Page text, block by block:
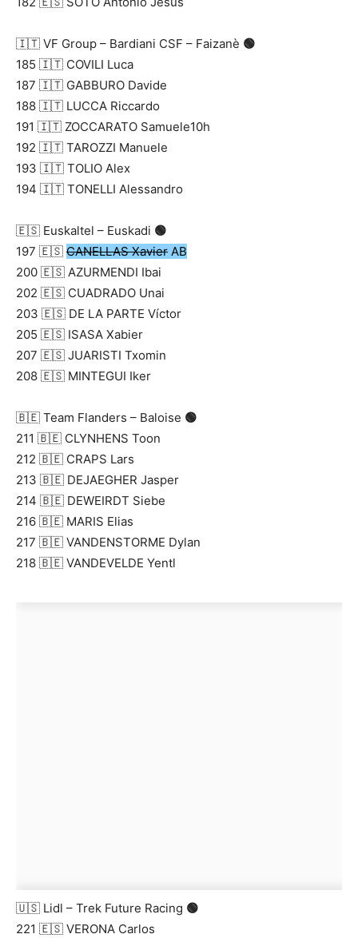
🇮🇹 VF Group – Bardiani CSF – Faizanè 🟢
185 🇮🇹 COVILI Luca
187 🇮🇹 GABBURO Davide
188 🇮🇹 LUCCA Riccardo
191 🇮🇹 ZOCCARATO Samuele10h
192 🇮🇹 TAROZZI Manuele
193 🇮🇹 TOLIO Alex
194 🇮🇹 TONELLI Alessandro
🇪🇸 Euskaltel – Euskadi 🟢
197 🇪🇸 CANELLAS Xavier AB
200 🇪🇸 AZURMENDI Ibai
202 🇪🇸 CUADRADO Unai
203 🇪🇸 DE LA PARTE Víctor
205 🇪🇸 ISASA Xabier
207 🇪🇸 JUARISTI Txomin
208 🇪🇸 MINTEGUI Iker
🇧🇪 Team Flanders – Baloise 🟢
211 🇧🇪 CLYNHENS Toon
212 🇧🇪 CRAPS Lars
213 🇧🇪 DEJAEGHER Jasper
214 🇧🇪 DEWEIRDT Siebe
216 🇧🇪 MARIS Elias
217 🇧🇪 VANDENSTORME Dylan
218 🇧🇪 VANDEVELDE Yentl
🇺🇸 Lidl – Trek Future Racing 🟢
221 🇪🇸 VERONA Carlos